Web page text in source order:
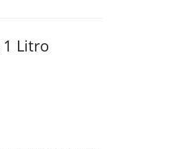
1 Litro